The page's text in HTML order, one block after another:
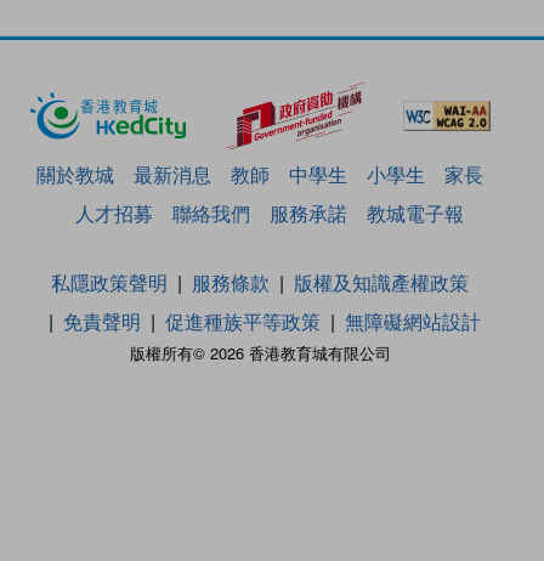
關於教城 最新消息 教師 中學生 小學生
家長
人才招募
聯絡我們 服務承諾 教城電子報
版權所有© 2026 香港教育城有限公司
私隱政策聲明 服務條款
版權及知識產權政策
免責聲明
促進種族平等政策 無障礙網站設計